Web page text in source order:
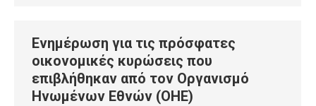
Ενημέρωση για τις πρόσφατες
οικονομικές κυρώσεις που
επιβλήθηκαν από τον Οργανισμό
Ηνωμένων Εθνών (ΟΗΕ)